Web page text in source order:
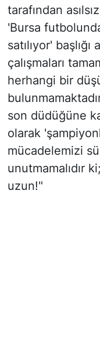
tarafından
'Bursa
satılıyor' başlığı
çalışmaları
herhangi bir
son düdüğüne
olarak
mücadelemizi
unutmamalıdır
uzun!"